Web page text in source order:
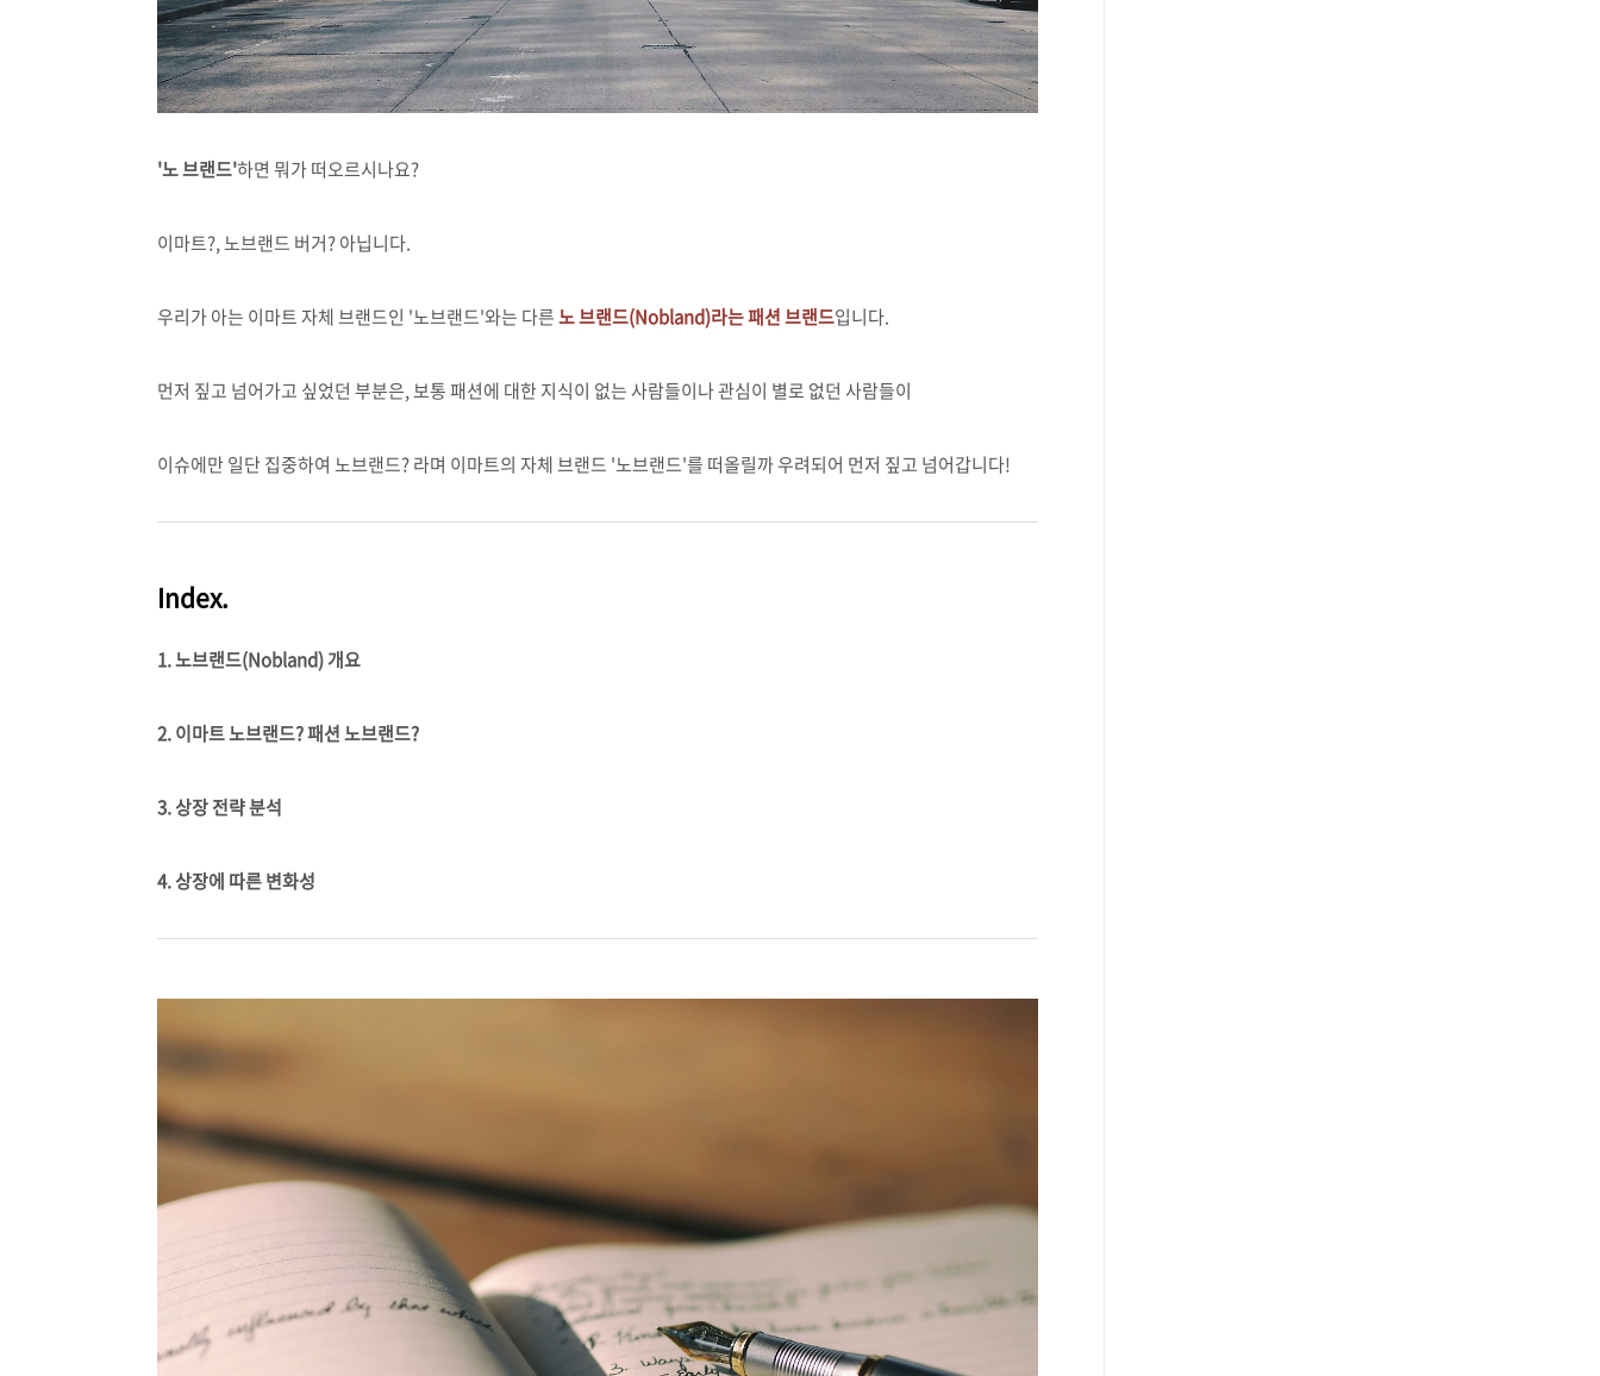
'노 브랜드'하면 뭐가 떠오르시나요?
이마트?, 노브랜드 버거? 아닙니다.
우리가 아는 이마트 자체 브랜드인 '노브랜드'와는 다른노 브랜드(Nobland)라는 패션 브랜드입니다.
먼저 짚고 넘어가고 싶었던 부분은, 보통 패션에 대한 지식이 없는 사람들이나 관심이 별로 없던 사람들이
이슈에만 일단 집중하여 노브랜드? 라며 이마트의 자체 브랜드 '노브랜드'를 떠올릴까 우려되어 먼저 짚고 넘어갑니다!
Index.
1. 노브랜드(Nobland) 개요
2. 이마트 노브랜드? 패션 노브랜드?
3. 상장 전략 분석
4. 상장에 따른 변화성